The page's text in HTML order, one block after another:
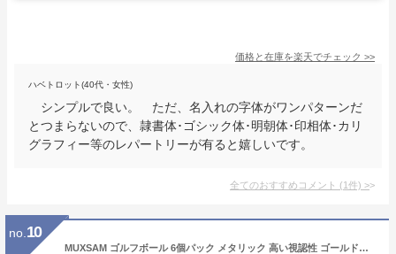
価格と在庫を楽天でチェック >>
ハベトロット(40代・女性)
シンプルで良い。 ただ、名入れの字体がワンパターンだ
とつまらないので、隷書体･ゴシック体･明朝体･印相体･カリ
グラフィー等のレパートリーが有ると嬉しいです。
全てのおすすめコメント (1件) >
no. 10
MUXSAM ゴルフボール 6個パック メタリック 高い視認性 ゴールドカラー キラキラ 42.67mm 合成ゴム